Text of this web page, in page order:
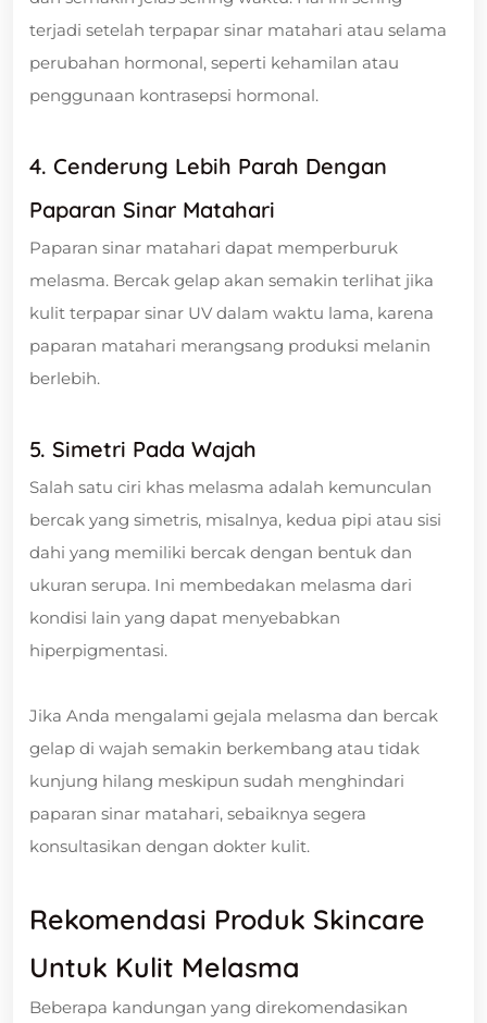
terjadi setelah terpapar sinar matahari atau selama
perubahan hormonal, seperti kehamilan atau
penggunaan kontrasepsi hormonal.
4. Cenderung Lebih Parah Dengan
Paparan Sinar Matahari
Paparan sinar matahari dapat memperburuk
melasma. Bercak gelap akan semakin terlihat jika
kulit terpapar sinar UV dalam waktu lama, karena
paparan matahari merangsang produksi melanin
berlebih.
5. Simetri Pada Wajah
Salah satu ciri khas melasma adalah kemunculan
bercak yang simetris, misalnya, kedua pipi atau sisi
dahi yang memiliki bercak dengan bentuk dan
ukuran serupa. Ini membedakan melasma dari
kondisi lain yang dapat menyebabkan
hiperpigmentasi.
Jika Anda mengalami gejala melasma dan bercak
gelap di wajah semakin berkembang atau tidak
kunjung hilang meskipun sudah menghindari
paparan sinar matahari, sebaiknya segera
konsultasikan dengan dokter kulit.
Rekomendasi Produk Skincare
Untuk Kulit Melasma
Beberapa kandungan yang direkomendasikan